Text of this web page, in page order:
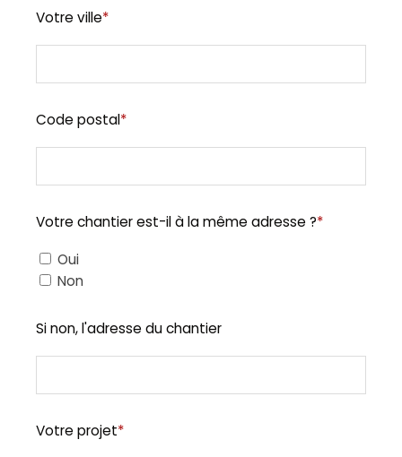
Votre ville*
Code postal*
Votre chantier est-il à la même adresse ?*
Oui
Non
Si non, l'adresse du chantier
Votre projet*